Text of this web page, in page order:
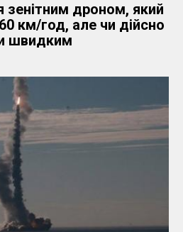
дроном, який
км/год, але чи дійсно
швидким